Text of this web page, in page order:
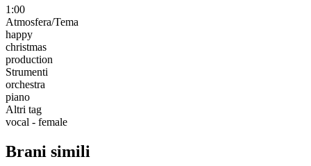
1:00
Atmosfera/Tema
happy
christmas
production
Strumenti
orchestra
piano
Altri tag
vocal - female
Brani simili